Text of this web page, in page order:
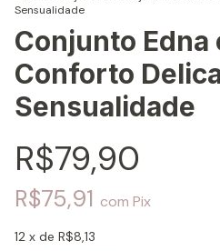
Sensualidade
Conjunto Edna
Conforto
Sensualidade
R$79,90
R$75,91 com Pix
12 x de R$8,13